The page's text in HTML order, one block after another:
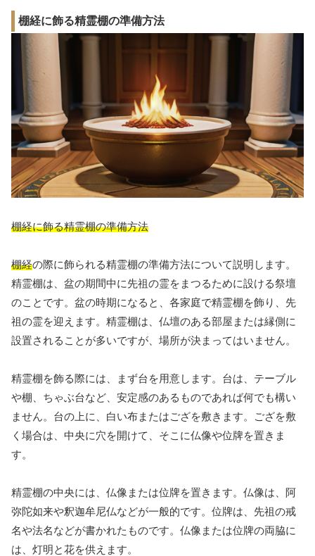
棚経に飾る精霊棚の準備方法
棚経に飾る精霊棚の準備方法
棚経の際に飾られる精霊棚の準備方法について説明します。
精霊棚は、盆の期間中に先祖の霊をまつるために設ける祭壇
のことです。盆の時期になると、各家庭で精霊棚を飾り、先
祖の霊を迎えます。精霊棚は、仏壇のある部屋または縁側に
設置されることが多いですが、場所が決まってはいません。
精霊棚を飾る際には、まず台を用意します。台は、テーブル
や棚、ちゃぶ台など、安定感のあるものであれば何でも構い
ません。台の上に、白い布またはござを敷きます。ござを敷
く場合は、中央に穴を開けて、そこに仏像や位牌を置きま
す。
精霊棚の中央には、仏像または位牌を置きます。仏像は、阿
弥陀如来や釈迦牟尼仏などが一般的です。位牌は、先祖の戒
名や法名などが書かれたものです。仏像または位牌の両脇に
は、灯明と花を供えます。